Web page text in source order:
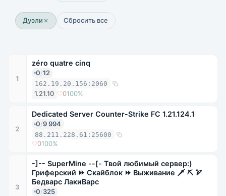
Дуэли Сбросить все
1
zéro quatre cinq
0/12
162.19.20.156:2060
1.21.10 0100%
2
Dedicated Server Counter-Strike FC 1.21.124.1
0/9 994
88.211.228.61:25600
0100%
3
-]-- SuperMine --[- Твой любимый сервер:)
Гриферский ⏩ Скайблок ⏩ Выживание 🗡 ⛏ 🏹
Бедварс ЛакиВарс
0/325